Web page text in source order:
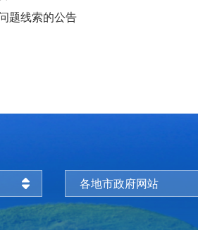
题线索的公告
各地市政府网站